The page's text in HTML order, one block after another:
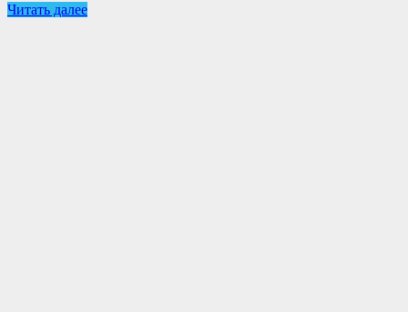
Читать далее